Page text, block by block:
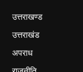
उत्तराखण्ड
उत्तराखंड
अपराध